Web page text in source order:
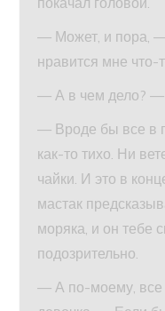
— Может, и пора, —
нравится мне что-
— А в чем дело? —
— Вроде бы все в
как-то тихо. Ни
чайки. И это в
мастак
моряка, и он тебе
подозрительно.
— А по-моему, все